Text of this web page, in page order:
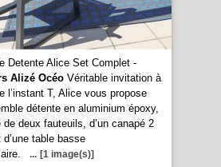
Detente Alice Set Complet -
Alizé OcéoVéritable invitation à
l’instant T, Alice vous propose
détente en aluminium époxy,
de deux fauteuils, d’un canapé 2
table basse
... [1 image(s)]